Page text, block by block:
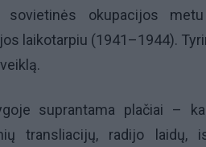
sovietinės okupacijos
laikotarpiu (1941–1944).
suprantama plačiai –
transliacijų, radijo laidų,